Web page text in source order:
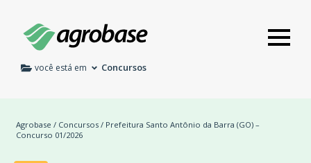
você está em Concursos
Agrobase / Concursos / Prefeitura Santo Antônio da Barra (GO) –
Concurso 01/2026